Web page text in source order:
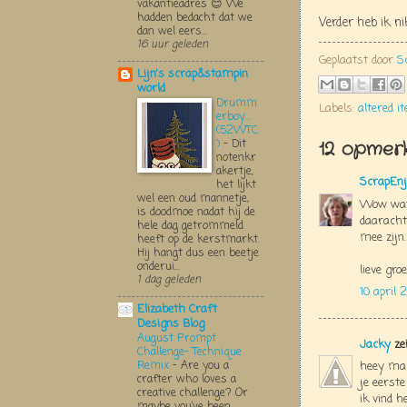
Verder heb ik
Geplaatst door
Labels: altered
12
Wow
mee zijn.
lieve
10 april
Jackyzei
heey
je
ik vind
vakantieadres 😊 We
hadden bedacht dat we
dan wel eers...
16 uur geleden
Lijn's scrap&stampin
world
Drumm
erboy....
(52WTC
) - Dit
notenkr
akertje,
het lijkt
wel een oud mannetje,
is doodmoe nadat hij de
hele dag getrommeld
heeft op de kerstmarkt.
Hij hangt dus een beetje
onderui...
1 dag geleden
Elizabeth Craft
Designs Blog
August Prompt
Challenge- Technique
Remix - Are you a
crafter who loves a
creative challenge? Or